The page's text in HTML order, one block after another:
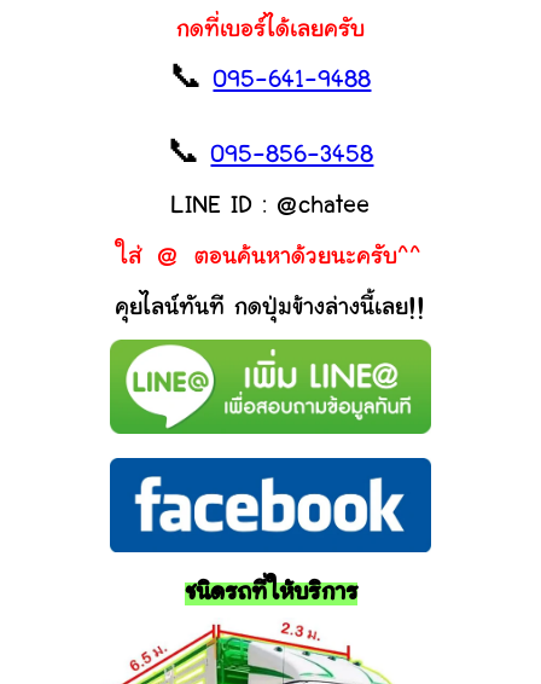
กดที่เบอร์ได้เลยครับ
📞095-641-9488
📞095-856-3458
LINE ID : @chatee
ใส่ @ ตอนค้นหาด้วยนะครับ^^
คุยไลน์ทันที กดปุ่มข้างล่างนี้เลย!!
ชนิดรถที่ให้บริการ